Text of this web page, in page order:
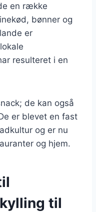
en række
bønner og
er
resulteret i en
de kan også
er blevet en fast
og er nu
og hjem.
til